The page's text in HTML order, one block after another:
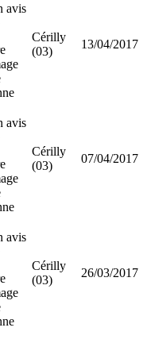
avis
Cérilly
(03)
13/04/2017
avis
Cérilly
(03)
07/04/2017
avis
Cérilly
(03)
26/03/2017